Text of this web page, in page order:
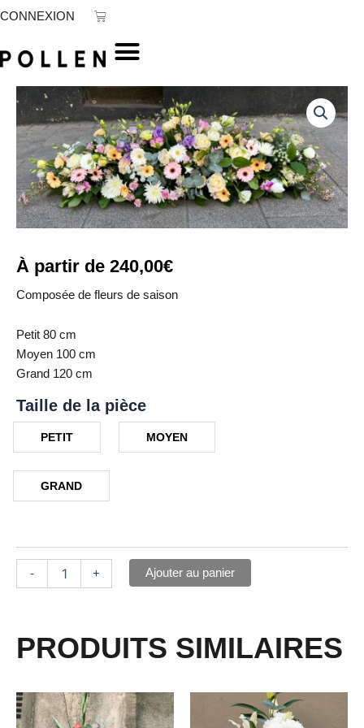
Aller
contenu
CONNEXION Panier
À partir de 240,00€
Composée de fleurs de saison
Petit 80 cm
Moyen 100 cm
Grand 120 cm
Taille de la pièce
PETIT MOYEN
GRAND
-
quantité
de
Raquette
Sunset
+ Ajouter au panier
PRODUITS SIMILAIRES
Ce
produit